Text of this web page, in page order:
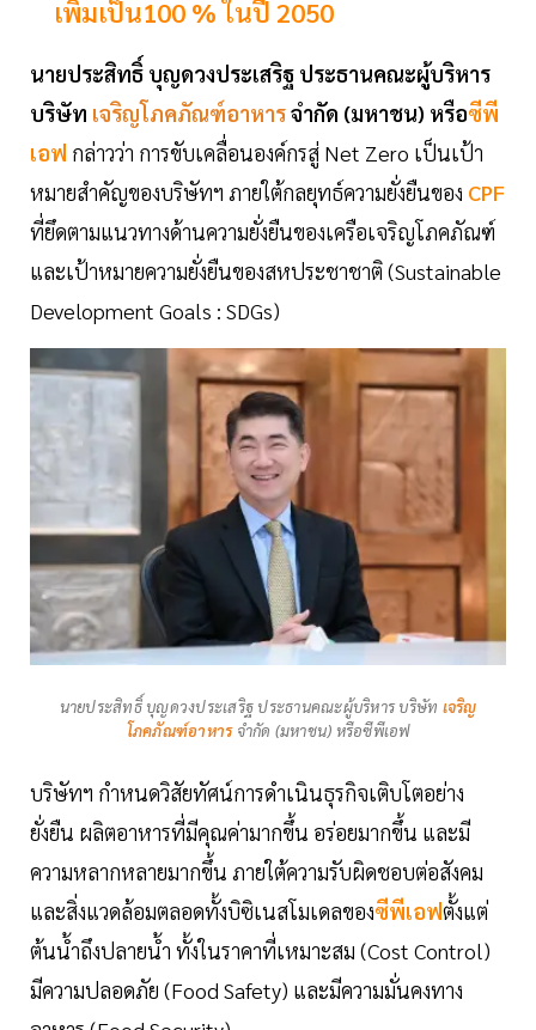
เพิ่มเป็น100 % ในปี 2050
นายประสิทธิ์ บุญดวงประเสริฐ ประธานคณะผู้บริหาร
บริษัท เจริญโภคภัณฑ์อาหารจำกัด (มหาชน) หรือซีพี
เอฟ กล่าวว่า การขับเคลื่อนองค์กรสู่ Net Zero เป็นเป้า
หมายสำคัญของบริษัทฯ ภายใต้กลยุทธ์ความยั่งยืนของ CPF
ที่ยึดตามแนวทางด้านความยั่งยืนของเครือเจริญโภคภัณฑ์
และเป้าหมายความยั่งยืนของสหประชาชาติ (Sustainable
Development Goals : SDGs)
นายประสิทธิ์ บุญดวงประเสริฐ ประธานคณะผู้บริหาร บริษัท เจริญ
โภคภัณฑ์อาหาร จำกัด (มหาชน) หรือซีพีเอฟ
บริษัทฯ กำหนดวิสัยทัศน์การดำเนินธุรกิจเติบโตอย่าง
ยั่งยืน ผลิตอาหารที่มีคุณค่ามากขึ้น อร่อยมากขึ้น และมี
ความหลากหลายมากขึ้น ภายใต้ความรับผิดชอบต่อสังคม
และสิ่งแวดล้อมตลอดทั้งบิซิเนสโมเดลของซีพีเอฟตั้งแต่
ต้นน้ำถึงปลายน้ำ ทั้งในราคาที่เหมาะสม (Cost Control)
มีความปลอดภัย (Food Safety) และมีความมั่นคงทาง